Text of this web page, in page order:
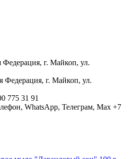
Федерация, г. Майкоп, ул.
Федерация, г. Майкоп, ул.
775 31 91
WhatsApp, Телеграм, Мах +7